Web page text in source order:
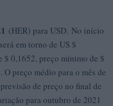
(HER) para USD. No início
em torno de US $
$ 0,1652, preço mínimo de $
preço médio para o mês de
de preço no final de
para outubro de 2021